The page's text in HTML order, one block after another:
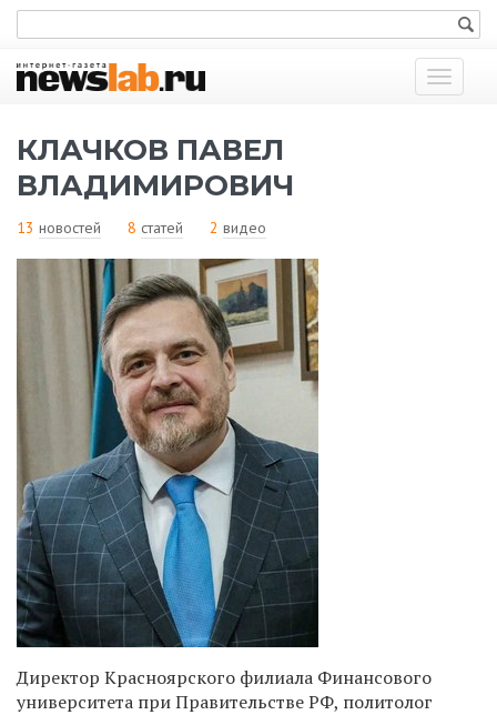
Показать
меню
КЛАЧКОВ ПАВЕЛ
ВЛАДИМИРОВИЧ
13 новостей 8 статей 2 видео
Директор Красноярского филиала Финансового
университета при Правительстве РФ, политолог